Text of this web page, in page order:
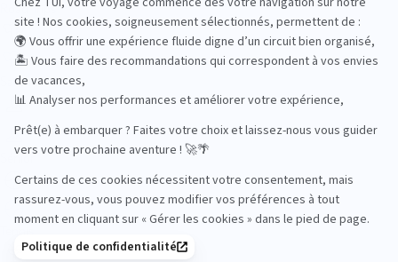
Road Trips
Safari
Sénior